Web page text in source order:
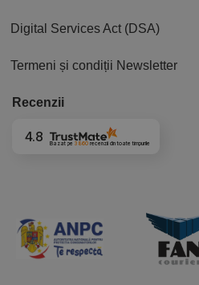
Digital Services Act (DSA)
Termeni și condiții Newsletter
Recenzii
4.8 Bazat pe 3860 recenziidin toate timpurile